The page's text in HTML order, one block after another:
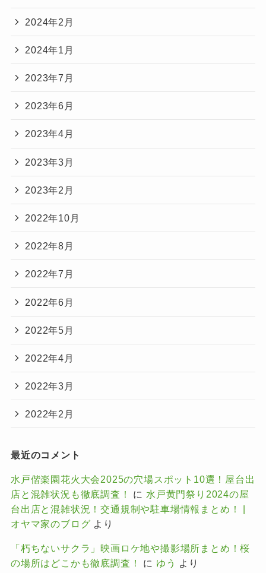
2024年2月
2024年1月
2023年7月
2023年6月
2023年4月
2023年3月
2023年2月
2022年10月
2022年8月
2022年7月
2022年6月
2022年5月
2022年4月
2022年3月
2022年2月
最近のコメント
水戸偕楽園花火大会2025の穴場スポット10選！屋台出
店と混雑状況も徹底調査！
に 水戸黄門祭り2024の屋
台出店と混雑状況！交通規制や駐車場情報まとめ！ |
オヤマ家のブログ より
「朽ちないサクラ」映画ロケ地や撮影場所まとめ！桜
の場所はどこかも徹底調査！
に ゆう より